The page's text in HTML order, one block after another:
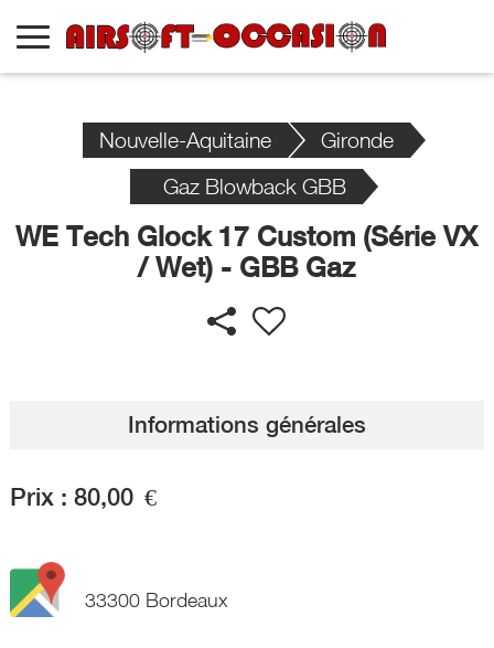
Nouvelle-Aquitaine
Gironde
Gaz Blowback GBB
WE Tech Glock 17 Custom (Série VX
/ Wet) - GBB Gaz
Informations générales
Prix : 80,00 €
33300 Bordeaux